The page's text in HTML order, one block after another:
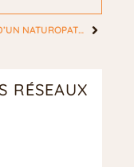
LE RÔLE D’UN NATUROPATHE POUR SOULAGER DES MAUX DE VENTRES RÉPÉTITIFS
RÉSEAUX